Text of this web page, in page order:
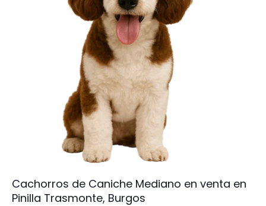
Cachorros de Caniche Mediano en venta en
Pinilla Trasmonte, Burgos